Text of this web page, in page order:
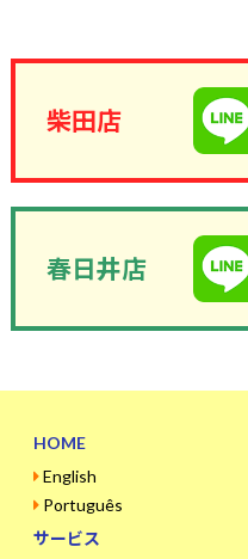
柴田店
春日井店
HOME
English
Português
サービス